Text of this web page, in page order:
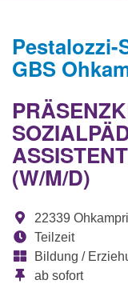
GBS
(W/M/D)
22339
Teilzeit
Bildung /
ab sofort